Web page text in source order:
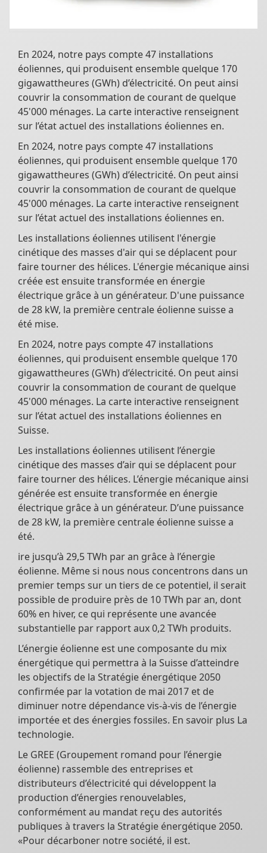
En 2024, notre pays compte 47 installations
éoliennes, qui produisent ensemble quelque 170
gigawattheures (GWh) d’électricité. On peut ainsi
couvrir la consommation de courant de quelque
45'000 ménages. La carte interactive renseignent
sur l’état actuel des installations éoliennes en.
En 2024, notre pays compte 47 installations
éoliennes, qui produisent ensemble quelque 170
gigawattheures (GWh) d’électricité. On peut ainsi
couvrir la consommation de courant de quelque
45'000 ménages. La carte interactive renseignent
sur l’état actuel des installations éoliennes en.
Les installations éoliennes utilisent l'énergie
cinétique des masses d'air qui se déplacent pour
faire tourner des hélices. L'énergie mécanique ainsi
créée est ensuite transformée en énergie
électrique grâce à un générateur. D'une puissance
de 28 kW, la première centrale éolienne suisse a
été mise.
En 2024, notre pays compte 47 installations
éoliennes, qui produisent ensemble quelque 170
gigawattheures (GWh) d’électricité. On peut ainsi
couvrir la consommation de courant de quelque
45'000 ménages. La carte interactive renseignent
sur l’état actuel des installations éoliennes en
Suisse.
Les installations éoliennes utilisent l’énergie
cinétique des masses d’air qui se déplacent pour
faire tourner des hélices. L’énergie mécanique ainsi
générée est ensuite transformée en énergie
électrique grâce à un générateur. D’une puissance
de 28 kW, la première centrale éolienne suisse a
été.
ire jusqu’à 29,5 TWh par an grâce à l’énergie
éolienne. Même si nous nous concentrons dans un
premier temps sur un tiers de ce potentiel, il serait
possible de produire près de 10 TWh par an, dont
60% en hiver, ce qui représente une avancée
substantielle par rapport aux 0,2 TWh produits.
L’énergie éolienne est une composante du mix
énergétique qui permettra à la Suisse d’atteindre
les objectifs de la Stratégie énergétique 2050
confirmée par la votation de mai 2017 et de
diminuer notre dépendance vis-à-vis de l’énergie
importée et des énergies fossiles. En savoir plus La
technologie.
Le GREE (Groupement romand pour l’énergie
éolienne) rassemble des entreprises et
distributeurs d’électricité qui développent la
production d’énergies renouvelables,
conformément au mandat reçu des autorités
publiques à travers la Stratégie énergétique 2050.
«Pour décarboner notre société, il est.